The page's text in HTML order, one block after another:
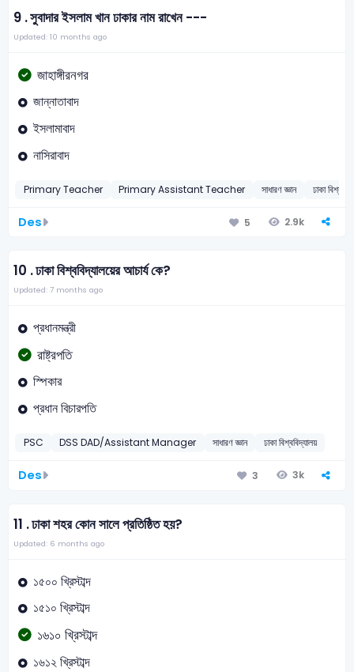
9 .সুবাদার ইসলাম খান ঢাকার নাম রাখেন ---
Updated: 10 months ago
জাহাঙ্গীরনগর
জান্নাতাবাদ
ইসলামাবাদ
নাসিরাবাদ
Primary Teacher Primary Assistant Teacher সাধারণ জ্ঞান ঢাকা
Des 5 2.9k
10 .ঢাকা বিশ্ববিদ্যালয়ের আচার্য কে?
Updated: 7 months ago
প্রধানমন্ত্রী
রাষ্ট্রপতি
স্পিকার
প্রধান বিচারপতি
PSC DSS DAD/Assistant Manager সাধারণ জ্ঞান ঢাকা বিশ্ববিদ্যালয়
Des 3 3k
11 .ঢাকা শহর কোন সালে প্রতিষ্ঠিত হয়?
Updated: 6 months ago
১৫০০ খ্রিস্টাব্দ
১৫১০ খ্রিস্টাব্দ
১৬১০ খ্রিস্টাব্দ
১৬১২ খ্রিস্টাব্দ